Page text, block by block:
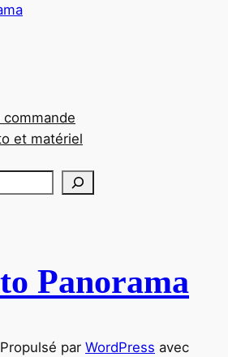
commande
et matériel
Panorama
Propulsé par WordPress avec